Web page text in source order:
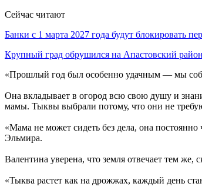
Сейчас читают
Банки с 1 марта 2027 года будут блокировать
Крупный град обрушился на Апастовский
«Прошлый год был особенно удачным — мы
Она вкладывает в огород всю свою душу и
мамы. Тыквы выбрали потому, что они не
«Мама не может сидеть без дела, она
Эльмира.
Валентина уверена, что земля отвечает тем же,
«Тыква растет как на дрожжах, каждый день